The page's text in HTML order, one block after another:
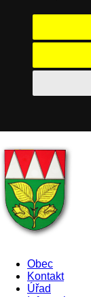
Obec
Kontakt
Úřad